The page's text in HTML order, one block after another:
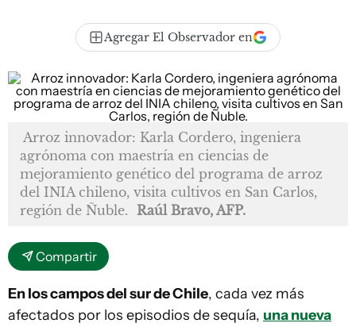
Agregar El Observador en
Arroz innovador: Karla Cordero, ingeniera
agrónoma con maestría en ciencias de
mejoramiento genético del programa de arroz
del INIA chileno, visita cultivos en San Carlos,
región de Ñuble. Raúl Bravo, AFP.
Compartir
En los campos del sur de Chile, cada vez más
afectados por los episodios de sequía, una nueva